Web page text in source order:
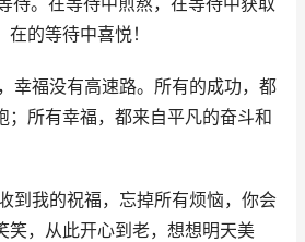
的等待中喜悦！
幸福没有高速路。所有的成功，都
；所有幸福，都来自平凡的奋斗和
到我的祝福，忘掉所有烦恼，你会
笑，从此开心到老，想想明天美